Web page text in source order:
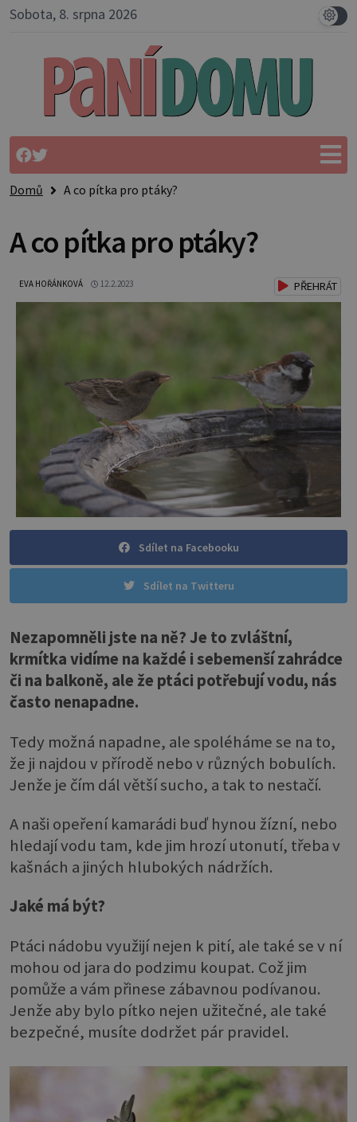
Sobota, 8. srpna 2026
Domů A co pítka pro ptáky?
A co pítka pro ptáky?
EVA HOŘÁNKOVÁ 12.2.2023 PŘEHRÁT
Sdílet na Facebooku
Sdílet na Twitteru
Nezapomněli jste na ně? Je to zvláštní,
krmítka vidíme na každé i sebemenší zahrádce
či na balkoně, ale že ptáci potřebují vodu, nás
často nenapadne.
Tedy možná napadne, ale spoléháme se na to,
že ji najdou v přírodě nebo v různých bobulích.
Jenže je čím dál větší sucho, a tak to nestačí.
A naši opeření kamarádi buď hynou žízní, nebo
hledají vodu tam, kde jim hrozí utonutí, třeba v
kašnách a jiných hlubokých nádržích.
Jaké má být?
Ptáci nádobu využijí nejen k pití, ale také se v ní
mohou od jara do podzimu koupat. Což jim
pomůže a vám přinese zábavnou podívanou.
Jenže aby bylo pítko nejen užitečné, ale také
bezpečné, musíte dodržet pár pravidel.